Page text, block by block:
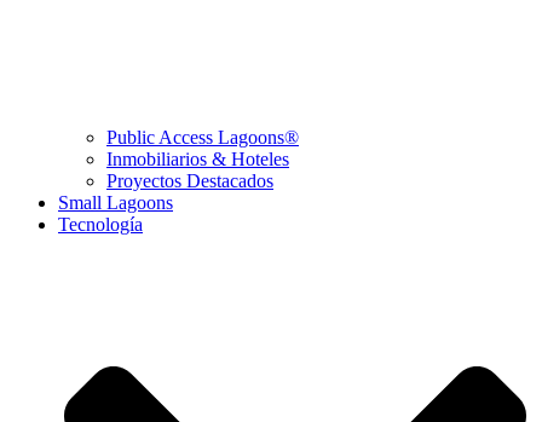
Public Access Lagoons®
Inmobiliarios & Hoteles
Proyectos Destacados
Small Lagoons
Tecnología